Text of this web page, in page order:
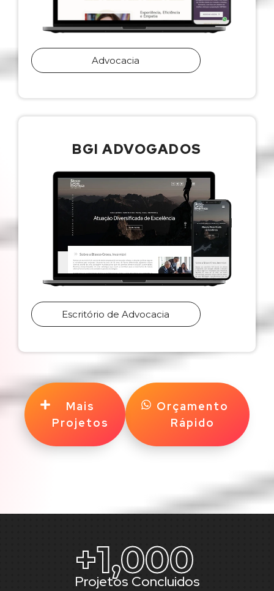
Advocacia
BGI ADVOGADOS
Escritório de Advocacia
Mais
Projetos
Orçamento
Rápido
+1,000
Projetos Concluidos